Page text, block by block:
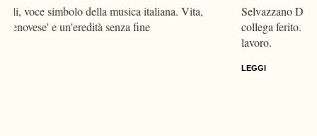
Selvazzano Dentro (Padova): operaio 22enne muore in fabbrica,
collega ferito. Accertamenti Spisal sulla sicurezza nel luogo di